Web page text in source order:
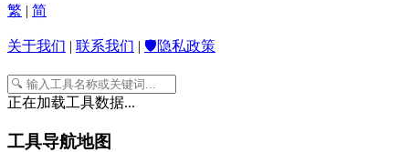
繁 | 简
关于我们 | 联系我们 | 🛡️隐私政策
正在加载工具数据...
工具导航地图